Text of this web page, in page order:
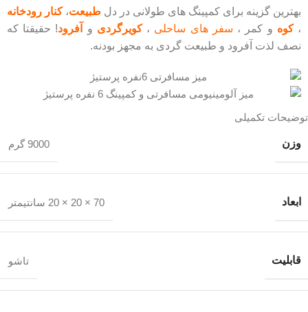
بهترین گزینه برای کمپینگ های طولانی در دل طبیعت،کنار رودخانه
،کوه و کمر ، سفر های ساحلی ،کویرگردی و آفرود! حقیقتا که
نصف لذت آفرود و طبیعت گردی به مجهز بودنه.
توضیحات تکمیلی
وزن 9000 گرم
ابعاد 70 × 20 × 20 سانتیمتر
قابلیت تاشو